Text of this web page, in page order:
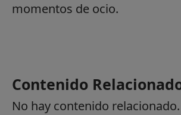
momentos de ocio.
Contenido
No hay contenido relacionado.